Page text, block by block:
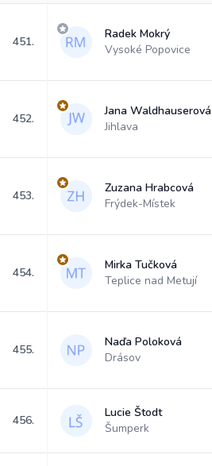
451.
Radek Mokrý
Vysoké Popovice
452.
Jana Waldhauserová
Jihlava
453.
Zuzana Hrabcová
Frýdek-Místek
454.
Mirka Tučková
Teplice nad Metují
455.
Naďa Poloková
Drásov
456.
Lucie Štodt
Šumperk